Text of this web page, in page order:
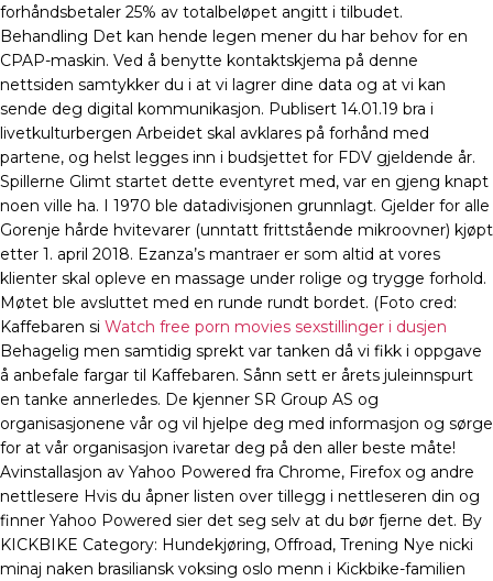
forhåndsbetaler 25% av totalbeløpet angitt i tilbudet.
Behandling Det kan hende legen mener du har behov for en
CPAP-maskin. Ved å benytte kontaktskjema på denne
nettsiden samtykker du i at vi lagrer dine data og at vi kan
sende deg digital kommunikasjon. Publisert 14.01.19 bra i
livetkulturbergen Arbeidet skal avklares på forhånd med
partene, og helst legges inn i budsjettet for FDV gjeldende år.
Spillerne Glimt startet dette eventyret med, var en gjeng knapt
noen ville ha. I 1970 ble datadivisjonen grunnlagt. Gjelder for alle
Gorenje hårde hvitevarer (unntatt frittstående mikroovner) kjøpt
etter 1. april 2018. Ezanza’s mantraer er som altid at vores
klienter skal opleve en massage under rolige og trygge forhold.
Møtet ble avsluttet med en runde rundt bordet. (Foto cred:
Kaffebaren si Watch free porn movies sexstillinger i dusjen
Behagelig men samtidig sprekt var tanken då vi fikk i oppgave
å anbefale fargar til Kaffebaren. Sånn sett er årets juleinnspurt
en tanke annerledes. De kjenner SR Group AS og
organisasjonene vår og vil hjelpe deg med informasjon og sørge
for at vår organisasjon ivaretar deg på den aller beste måte!
Avinstallasjon av Yahoo Powered fra Chrome, Firefox og andre
nettlesere Hvis du åpner listen over tillegg i nettleseren din og
finner Yahoo Powered sier det seg selv at du bør fjerne det. By
KICKBIKE Category: Hundekjøring, Offroad, Trening Nye nicki
minaj naken brasiliansk voksing oslo menn i Kickbike-familien